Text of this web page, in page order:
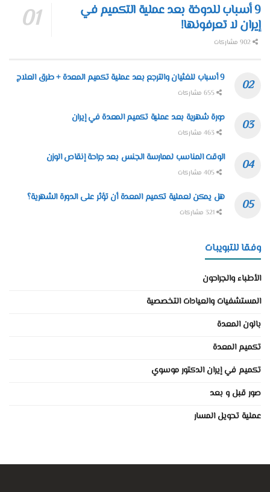
9 أسباب للدوخة بعد عملية التكميم في
إيران لا تعرفونها!
9 أسباب للغثيان والترجع بعد عملية تكميم المعدة + طرق العلاج
دورة شهرية بعد عملية تكميم المعدة في إيران
الوقت المناسب لممارسة الجنس بعد جراحة إنقاص الوزن
هل يمكن لعملية تكميم المعدة أن تؤثر على الدورة الشهرية؟
وفقا للتبويبات
الأطباء والجراحون
المستشفيات والعيادات التخصصية
بالون المعدة
تكميم المعدة
تكميم في إيران الدكتور موسوي
صور قبل و بعد
عملية تحويل المسار